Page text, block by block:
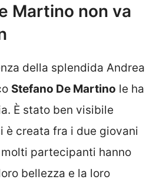
Martino non va
della splendida Andrea
Stefano De Martino le ha
È stato ben visibile
è creata fra i due giovani
partecipanti hanno
bellezza e la loro